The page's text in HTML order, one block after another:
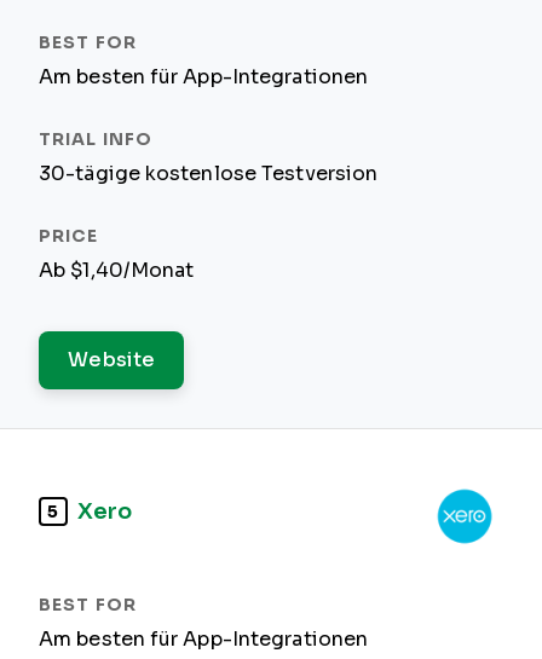
Am besten für App-Integrationen
30-tägige kostenlose Testversion
Ab $1,40/Monat
Website
5 Xero
Am besten für App-Integrationen